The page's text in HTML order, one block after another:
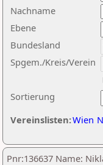
Nachname
Ebene
Sortierung
Bundesland
Spgem./Kreis/Verein
Vereinslisten:Wien
Pnr:136637 Name: